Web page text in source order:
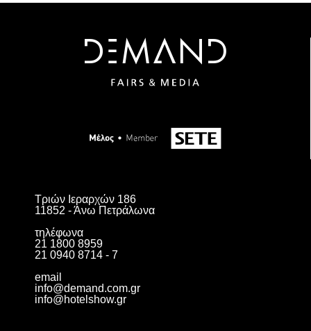
Τριών Ιεραρχών 186
11852 - Άνω Πετράλωνα
τηλέφωνα
21 1800 8959
21 0940 8714 - 7
email
info@demand.com.gr
info@hotelshow.gr
SUBSCRIBE